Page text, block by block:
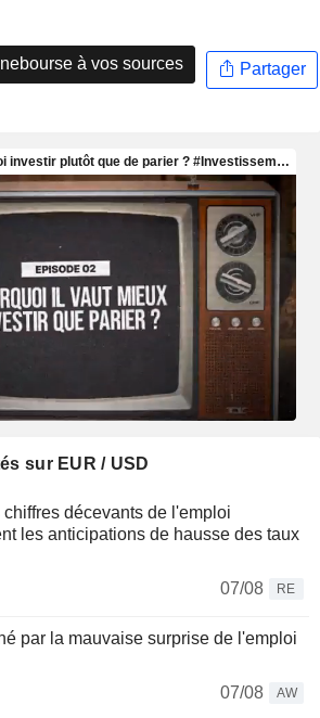
à vos sources Partager
sur EUR / USD
chiffres décevants de l'emploi
les anticipations de hausse des taux
07/08
RE
par la mauvaise surprise de l'emploi
07/08
AW